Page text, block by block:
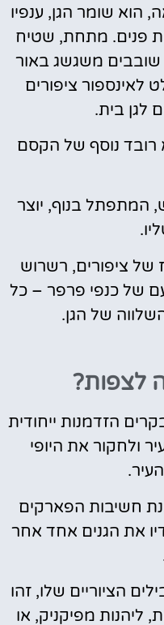
הוא שומר הגן, ענפיו
פנים. מתחת, שטיח
שובבים משגשג באור
לאינספור ציפורים
לגן בית.
רובד נוסף של הקסם
המתפתל בנוף, יוצר
של ציפורים, רשרוש
של כנפי פרפר – כל
של הגן.
לצפות?
הזדמנות ייחודית
ולחקור את היופי
חשיבות הפארקים
את הגנים אחד אחר
הציוריים שלו, זהו
ליהנות מפיקניק, או